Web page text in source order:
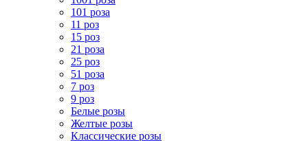
101 роза
11 роз
15 роз
21 роза
25 роз
51 роза
7 роз
9 роз
Белые розы
Желтые розы
Классические розы